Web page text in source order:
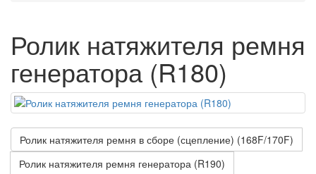
Ролик натяжителя ремня
генератора (R180)
Ролик натяжителя ремня в сборе (сцепление) (168F/170F)
Ролик натяжителя ремня генератора (R190)